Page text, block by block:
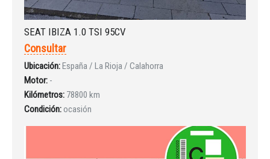
SEAT IBIZA 1.0 TSI 95CV
Consultar
Ubicación:España / La Rioja / Calahorra
Motor: -
Kilómetros: 78800 km
Condición:ocasión